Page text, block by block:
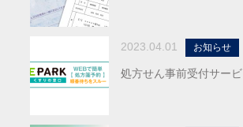
2023.04.01 お知らせ
処方せん事前受付サービ